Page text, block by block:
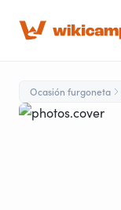
Ocasión furgoneta